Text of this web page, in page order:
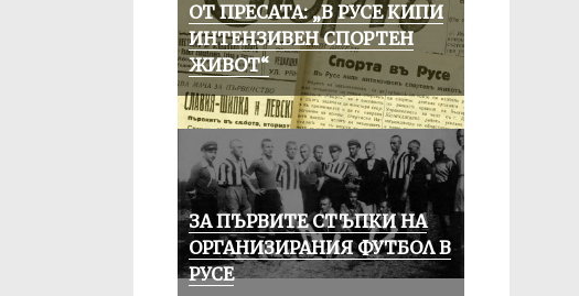
ОТ ПРЕСАТА: „В РУСЕ КИПИ
ИНТЕНЗИВЕН СПОРТЕН
ЖИВОТ“
ЗА ПЪРВИТЕ СТЪПКИ НА
ОРГАНИЗИРАНИЯ ФУТБОЛ В
РУСЕ